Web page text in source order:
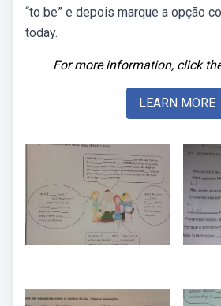
“to be” e depois marque a opção
today.
For more information, click
LEARN MORE